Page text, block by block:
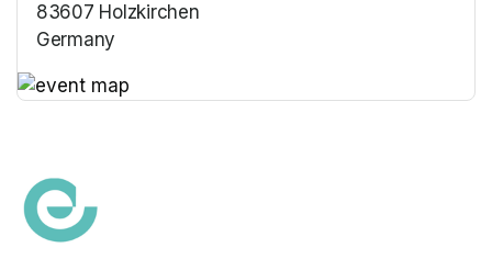
83607 Holzkirchen
Germany